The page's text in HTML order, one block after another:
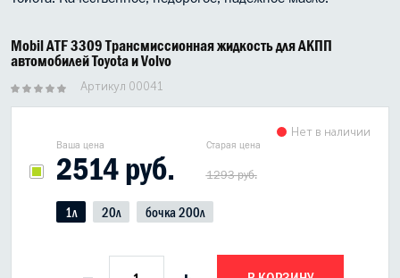
ВСЕ БРЕНДЫ
Mobil ATF 3309 Трансмиссионная жидкость для АКПП
автомобилей Toyota и Volvo
Артикул 00041
Ваша цена Старая цена
2514 руб. 1293 руб.
Нет в наличии
1л 20л бочка 200л